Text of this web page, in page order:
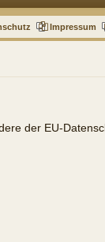
Impressum
der EU-